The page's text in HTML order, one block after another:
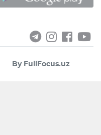
By FullFocus.uz